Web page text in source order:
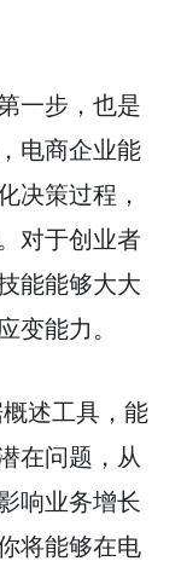
一步，也是
电商企业能
决策过程，
对于创业者
能能够大大
变能力。
述工具，能
在问题，从
响业务增长
将能够在电